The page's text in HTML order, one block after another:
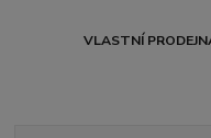
VLASTNÍ